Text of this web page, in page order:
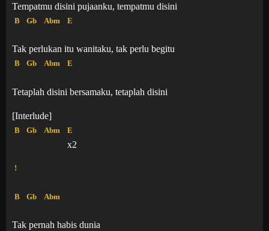
Tempatmu disini pujaanku, tempatmu disini
B Gb Abm E
Tak perlukan itu wanitaku, tak perlu begitu
B Gb Abm E
Tetaplah disini bersamaku, tetaplah disini
[Interlude]
B Gb Abm E
x2
!
B Gb Abm
Tak pernah habis dunia